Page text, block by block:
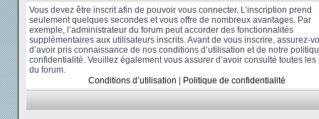
Vous devez être inscrit afin de pouvoir vous connecter. L’inscription prend
seulement quelques secondes et vous offre de nombreux avantages. Par
exemple, l’administrateur du forum peut accorder des fonctionnalités
supplémentaires aux utilisateurs inscrits. Avant de vous inscrire, assurez-
d’avoir pris connaissance de nos conditions d’utilisation et de notre
confidentialité. Veuillez également vous assurer d’avoir consulté toutes les
du forum.
Conditions d’utilisation
Politique de confidentialité